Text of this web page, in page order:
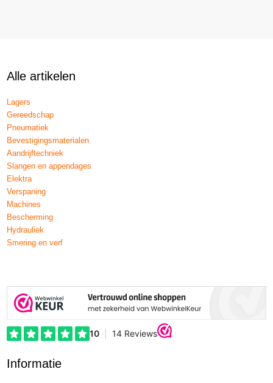
Alle artikelen
Lagers
Gereedschap
Pneumatiek
Bevestigingsmaterialen
Aandrijftechniek
Slangen en appendages
Elektra
Verspaning
Machines
Bescherming
Hydrauliek
Smering en verf
Informatie